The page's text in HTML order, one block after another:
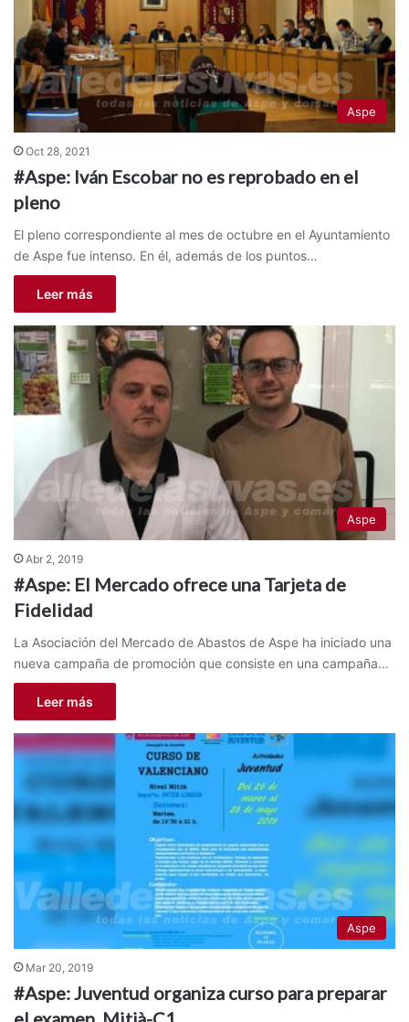
Aspe
Oct 28, 2021
#Aspe: Iván Escobar no es reprobado en el
pleno
El pleno correspondiente al mes de octubre en el Ayuntamiento
de Aspe fue intenso. En él, además de los puntos…
Leer más
Aspe
Abr 2, 2019
#Aspe: El Mercado ofrece una Tarjeta de
Fidelidad
La Asociación del Mercado de Abastos de Aspe ha iniciado una
nueva campaña de promoción que consiste en una campaña…
Leer más
Aspe
Mar 20, 2019
#Aspe: Juventud organiza curso para preparar